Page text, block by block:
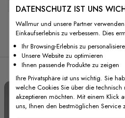
Verwandte
DATENSCHUTZ IST UNS
Wallmur und unsere Partner
Einkaufserlebnis zu verbessern. Dies
Ihr Browsing-Erlebnis zu
Unsere Website zu optimieren
Ihnen passende Produkte zu zeigen
Ihre Privatsphäre ist uns wichtig. Sie
welche Cookies Sie über die
akzeptieren möchten. Mit einem Klick
uns, Ihnen den bestmöglichen Service